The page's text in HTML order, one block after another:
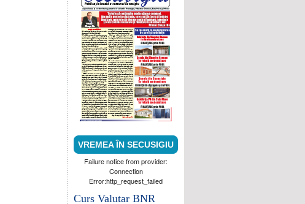
VREMEA ÎN SECUSIGIU
Failure notice from provider:
Connection
Error:http_request_failed
Curs Valutar BNR